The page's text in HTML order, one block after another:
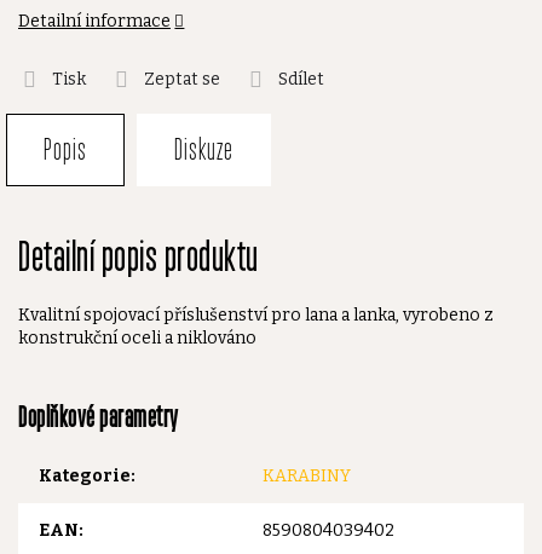
Detailní informace
Tisk Zeptat se Sdílet
Popis Diskuze
Detailní popis produktu
Kvalitní spojovací příslušenství pro lana a lanka, vyrobeno z
konstrukční oceli a niklováno
Doplňkové parametry
Kategorie: KARABINY
EAN: 8590804039402